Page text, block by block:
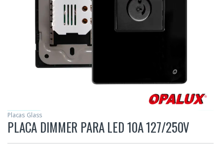
Placas Glass
PLACA DIMMER PARA LED 10A 127/250V